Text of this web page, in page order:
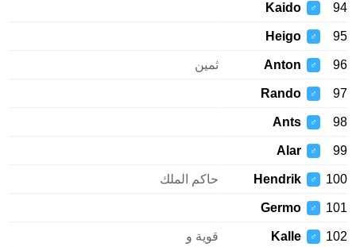
94
♂
Kaido
95
♂
Heigo
96
♂
Anton ثمين
97
♂
Rando
98
♂
Ants
99
♂
Alar
100
♂
Hendrik حاكم الملك
101
♂
Germo
102
♂
Kalle قوية و